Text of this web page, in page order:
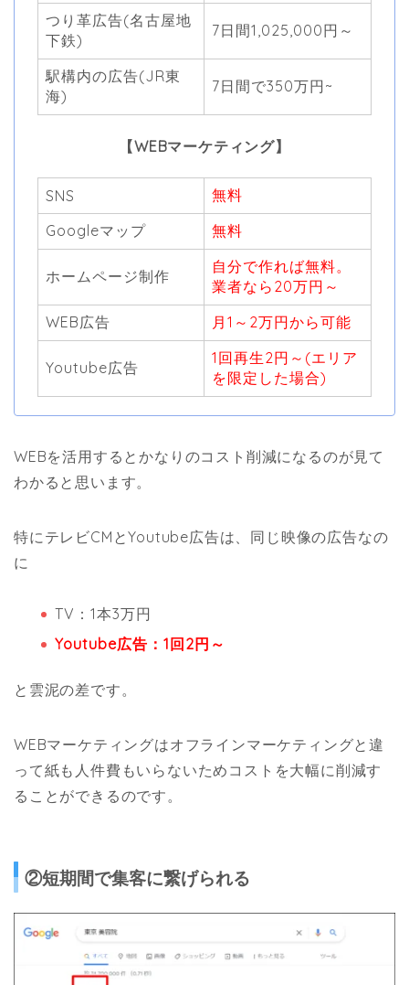
つり革広告(名古屋地
下鉄)
7日間1,025,000円～
駅構内の広告(JR東
海)
7日間で350万円~
【WEBマーケティング】
SNS
無料
Googleマップ
無料
ホームページ制作
自分で作れば無料。
業者なら20万円～
WEB広告
月1～2万円から可能
Youtube広告
1回再生2円～(エリア
を限定した場合)
WEBを活用するとかなりのコスト削減になるのが見て
わかると思います。
特にテレビCMとYoutube広告は、同じ映像の広告なの
に
TV：1本3万円
Youtube広告：1回2円～
と雲泥の差です。
WEBマーケティングはオフラインマーケティングと違
って紙も人件費もいらないためコストを大幅に削減す
ることができるのです。
②短期間で集客に繋げられる